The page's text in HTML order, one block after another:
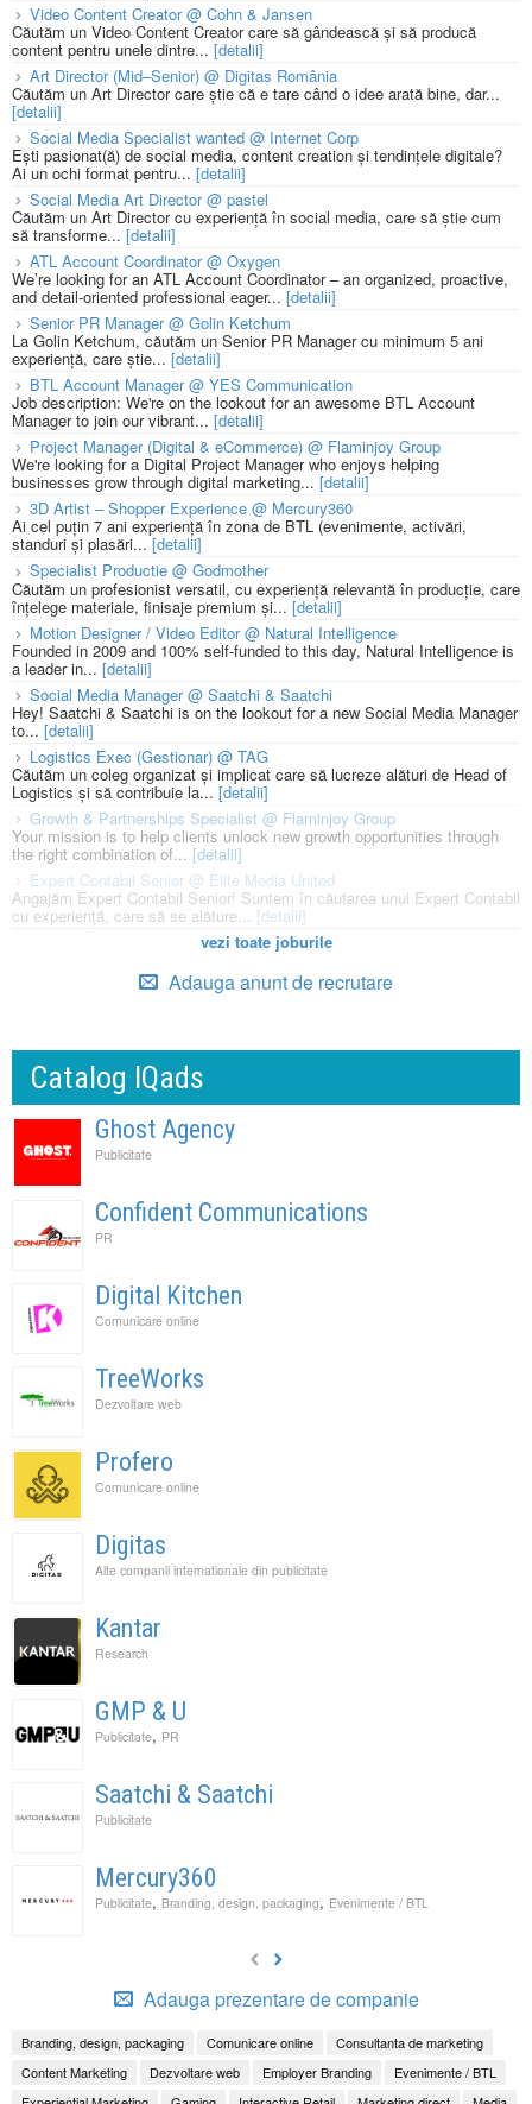
Video Content Creator @ Cohn & Jansen
Căutăm un Video Content Creator care să gândească și să producă
content pentru unele dintre... [detalii]
Art Director (Mid–Senior) @ Digitas România
Căutăm un Art Director care știe că e tare când o idee arată bine, dar...
[detalii]
Social Media Specialist wanted @ Internet Corp
Ești pasionat(ă) de social media, content creation și tendințele digitale?
Ai un ochi format pentru... [detalii]
Social Media Art Director @ pastel
Căutăm un Art Director cu experiență în social media, care să știe cum
să transforme... [detalii]
ATL Account Coordinator @ Oxygen
We’re looking for an ATL Account Coordinator – an organized, proactive,
and detail-oriented professional eager... [detalii]
Senior PR Manager @ Golin Ketchum
La Golin Ketchum, căutăm un Senior PR Manager cu minimum 5 ani
experiență, care știe... [detalii]
BTL Account Manager @ YES Communication
Job description: We're on the lookout for an awesome BTL Account
Manager to join our vibrant... [detalii]
Project Manager (Digital & eCommerce) @ Flaminjoy Group
We're looking for a Digital Project Manager who enjoys helping
businesses grow through digital marketing... [detalii]
3D Artist – Shopper Experience @ Mercury360
Ai cel puțin 7 ani experiență în zona de BTL (evenimente, activări,
standuri și plasări... [detalii]
Specialist Productie @ Godmother
Căutăm un profesionist versatil, cu experiență relevantă în producție, care
înțelege materiale, finisaje premium și... [detalii]
Motion Designer / Video Editor @ Natural Intelligence
Founded in 2009 and 100% self-funded to this day, Natural Intelligence is
a leader in... [detalii]
Social Media Manager @ Saatchi & Saatchi
Hey! Saatchi & Saatchi is on the lookout for a new Social Media Manager
to... [detalii]
Logistics Exec (Gestionar) @ TAG
Căutăm un coleg organizat și implicat care să lucreze alături de Head of
Logistics și să contribuie la... [detalii]
Growth & Partnerships Specialist @ Flaminjoy Group
Your mission is to help clients unlock new growth opportunities through
the right combination of... [detalii]
Expert Contabil Senior @ Elite Media United
Angajăm Expert Contabil Senior! Suntem în căutarea unui Expert Contabil
cu experiență, care să se alăture... [detalii]
vezi toate joburile
Adauga anunt de recrutare
Catalog IQads
Ghost Agency
Publicitate
Confident Communications
PR
Digital Kitchen
Comunicare online
TreeWorks
Dezvoltare web
Profero
Comunicare online
Digitas
Alte companii internationale din publicitate
Kantar
Research
GMP & U
Publicitate, PR
Saatchi & Saatchi
Publicitate
Mercury360
Publicitate, Branding, design, packaging, Evenimente / BTL
Adauga prezentare de companie
Branding, design, packaging Comunicare online
Consultanta de marketing
Content Marketing
Dezvoltare web Employer Branding
Evenimente / BTL